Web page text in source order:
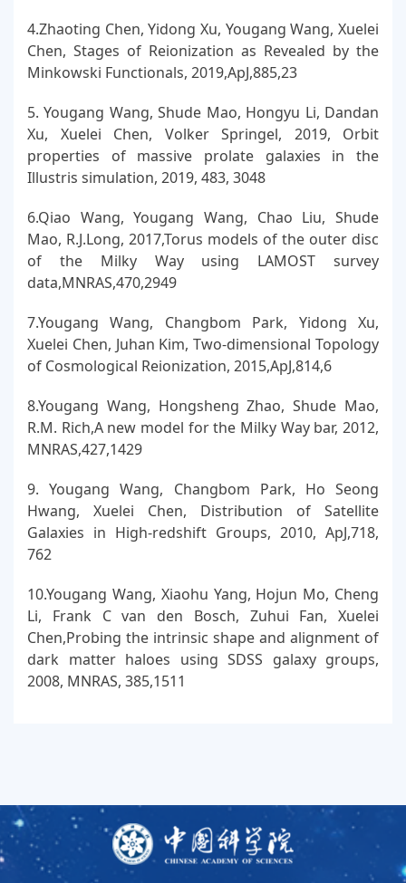
4.Zhaoting Chen, Yidong Xu, Yougang Wang, Xuelei
Chen, Stages of Reionization as Revealed by the
Minkowski Functionals, 2019,ApJ,885,23
5. Yougang Wang, Shude Mao, Hongyu Li, Dandan
Xu, Xuelei Chen, Volker Springel, 2019, Orbit
properties of massive prolate galaxies in the
Illustris simulation, 2019, 483, 3048
6.Qiao Wang, Yougang Wang, Chao Liu, Shude
Mao, R.J.Long, 2017,Torus models of the outer disc
of the Milky Way using LAMOST survey
data,MNRAS,470,2949
7.Yougang Wang, Changbom Park, Yidong Xu,
Xuelei Chen, Juhan Kim, Two-dimensional Topology
of Cosmological Reionization, 2015,ApJ,814,6
8.Yougang Wang, Hongsheng Zhao, Shude Mao,
R.M. Rich,A new model for the Milky Way bar, 2012,
MNRAS,427,1429
9. Yougang Wang, Changbom Park, Ho Seong
Hwang, Xuelei Chen, Distribution of Satellite
Galaxies in High-redshift Groups, 2010, ApJ,718,
762
10.Yougang Wang, Xiaohu Yang, Hojun Mo, Cheng
Li, Frank C van den Bosch, Zuhui Fan, Xuelei
Chen,Probing the intrinsic shape and alignment of
dark matter haloes using SDSS galaxy groups,
2008, MNRAS, 385,1511